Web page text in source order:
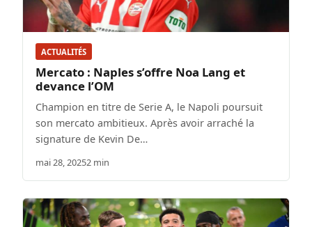
ACTUALITÉS
Mercato : Naples s’offre Noa Lang et
devance l’OM
Champion en titre de Serie A, le Napoli poursuit
son mercato ambitieux. Après avoir arraché la
signature de Kevin De…
mai 28, 20252 min